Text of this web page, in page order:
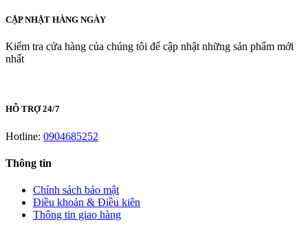
CẬP NHẬT HÀNG NGÀY
Kiểm tra cửa hàng của chúng tôi để cập nhật những sản phẩm mới
nhất
HỖ TRỢ 24/7
Hotline: 0904685252
Thông tin
Chính sách bảo mật
Điều khoản & Điều kiên
Thông tin giao hàng